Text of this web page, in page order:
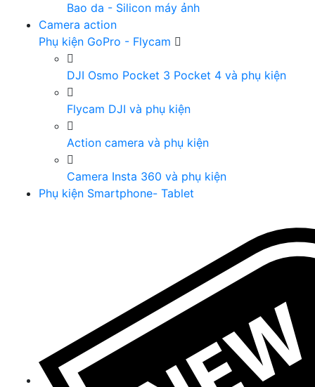
Bao da - Silicon máy ảnh
Camera action
Phụ kiện GoPro - Flycam
DJI Osmo Pocket 3 Pocket 4 và phụ kiện
Flycam DJI và phụ kiện
Action camera và phụ kiện
Camera Insta 360 và phụ kiện
Phụ kiện Smartphone- Tablet